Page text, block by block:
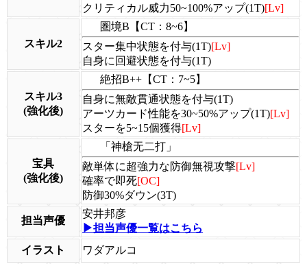
クリティカル威力50~100%アップ(1T)[Lv]
スキル2
圏境B【CT：8~6】
スター集中状態を付与(1T)[Lv]
自身に回避状態を付与(1T)
スキル3
(強化後)
絶招B++【CT：7~5】
自身に無敵貫通状態を付与(1T)
アーツカード性能を30~50%アップ(1T)[Lv]
スターを5~15個獲得[Lv]
宝具
(強化後)
「神槍无二打」
敵単体に超強力な防御無視攻撃[Lv]
確率で即死[OC]
防御30%ダウン(3T)
担当声優
安井邦彦
▶担当声優一覧はこちら
イラスト
ワダアルコ